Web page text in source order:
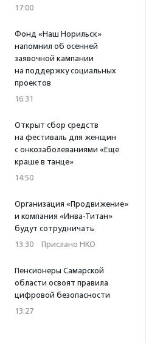
17:00
Фонд «Наш Норильск»
напомнил об осенней
заявочной кампании
на поддержку социальных
проектов
16:31
Открыт сбор средств
на фестиваль для женщин
с онкозаболеваниями «Еще
краше в танце»
14:50
Организация «Продвижение»
и компания «Инва-Титан»
будут сотрудничать
13:30 · Прислано НКО
Пенсионеры Самарской
области освоят правила
цифровой безопасности
13:27